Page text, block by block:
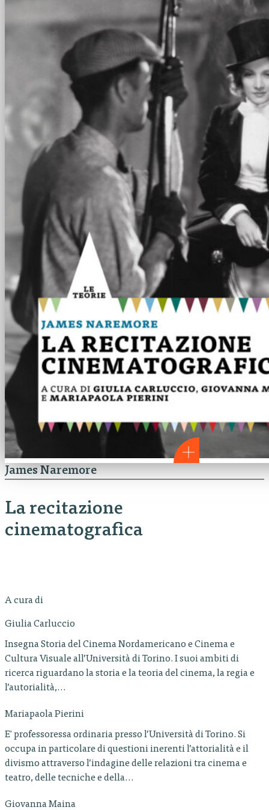
James Naremore
La recitazione
cinematografica
A cura di
Giulia Carluccio
Insegna Storia del Cinema Nordamericano e Cinema e
Cultura Visuale all’Università di Torino. I suoi ambiti di
ricerca riguardano la storia e la teoria del cinema, la regia e
l’autorialità,…
Mariapaola Pierini
E' professoressa ordinaria presso l’Università di Torino. Si
occupa in particolare di questioni inerenti l’attorialità e il
divismo attraverso l’indagine delle relazioni tra cinema e
teatro, delle tecniche e della…
Giovanna Maina